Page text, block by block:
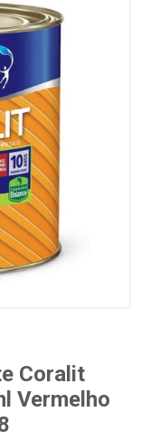
Coralit
Vermelho